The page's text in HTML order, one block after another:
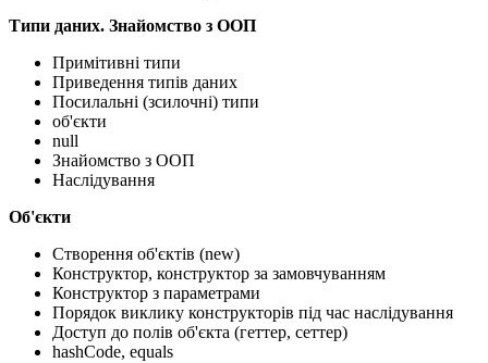
Типи даних. Знайомство з ООП
Примітивні типи
Приведення типів даних
Посилальні (зсилочні) типи
об'єкти
null
Знайомство з ООП
Наслідування
Об'єкти
Створення об'єктів (new)
Конструктор, конструктор за замовчуванням
Конструктор з параметрами
Порядок виклику конструкторів під час наслідування
Доступ до полів об'єкта (геттер, сеттер)
hashCode, equals